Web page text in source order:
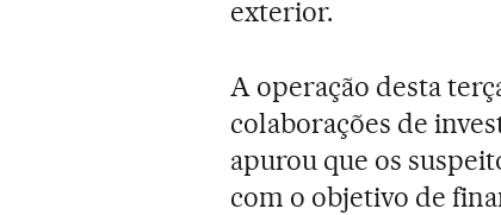
exterior.
A operação desta
colaborações de
apurou que os
com o objetivo de